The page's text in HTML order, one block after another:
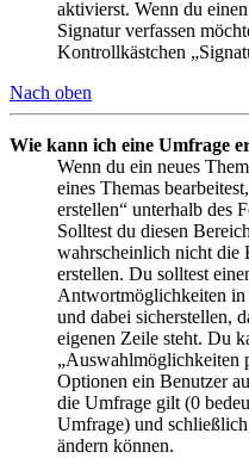
aktivierst. Wenn du
Signatur verfassen
Kontrollkästchen
Nach oben
Wie kann ich eine Umfrage
Wenn du ein neues
eines Themas
erstellen“ unterhalb des
Solltest du diesen
wahrscheinlich nicht die
erstellen. Du solltest
Antwortmöglichkeiten in
und dabei sicherstellen,
eigenen Zeile steht. Du
„Auswahlmöglichkeiten
Optionen ein Benutzer
die Umfrage gilt (0
Umfrage) und
ändern können.